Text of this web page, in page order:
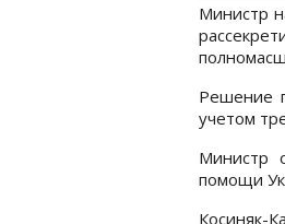
Министр
Решение
учетом
Министр
помощи